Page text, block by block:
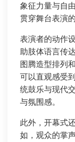
象征力量与自
贯穿舞台表演
表演者的动作
助肢体语言传
图腾造型排列
可以直观感受
统鼓乐与现代
与氛围感。
此外，开幕式
如，观众的掌